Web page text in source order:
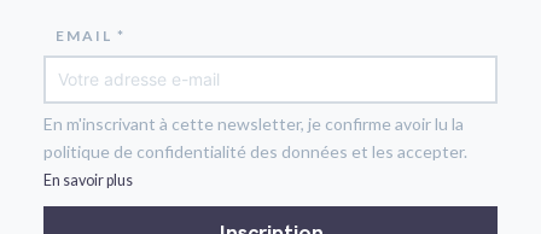
EMAIL *
En m'inscrivant à cette newsletter, je confirme avoir lu la
politique de confidentialité des données et les accepter.
En savoir plus